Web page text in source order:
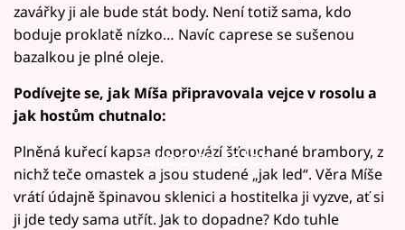
zavářky ji ale bude stát body. Není totiž sama, kdo
boduje proklatě nízko… Navíc caprese se sušenou
bazalkou je plné oleje.
Podívejte se, jak Míša připravovala vejce v rosolu a
jak hostům chutnalo:
Failed to fetch
Plněná kuřecí kapsa doprovází šťouchané brambory, z
nichž teče omastek a jsou studené „jak led“. Věra Míše
vrátí údajně špinavou sklenici a hostitelka ji vyzve, ať si
ji jde tedy sama utřít. Jak to dopadne? Kdo tuhle